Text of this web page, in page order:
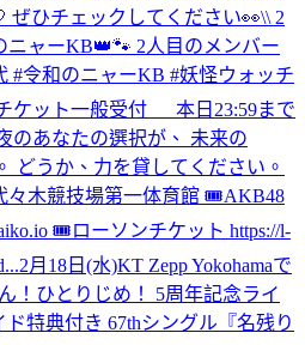
ぜひチェックしてください👀\\ 2
ニャーKB👑🐾 2人目のメンバー
令和のニャーKB #妖怪ウォッチ
一般受付 本日23:59まで
なたの選択が、 未来の
どうか、力を貸してください。
々木競技場第一体育館 🎟AKB48
🎟ローソンチケット https://l-
2月18日(水)KT Zepp Yokohamaで
！ひとりじめ！ 5周年記念ライ
ド特典付き 67thシングル『名残り